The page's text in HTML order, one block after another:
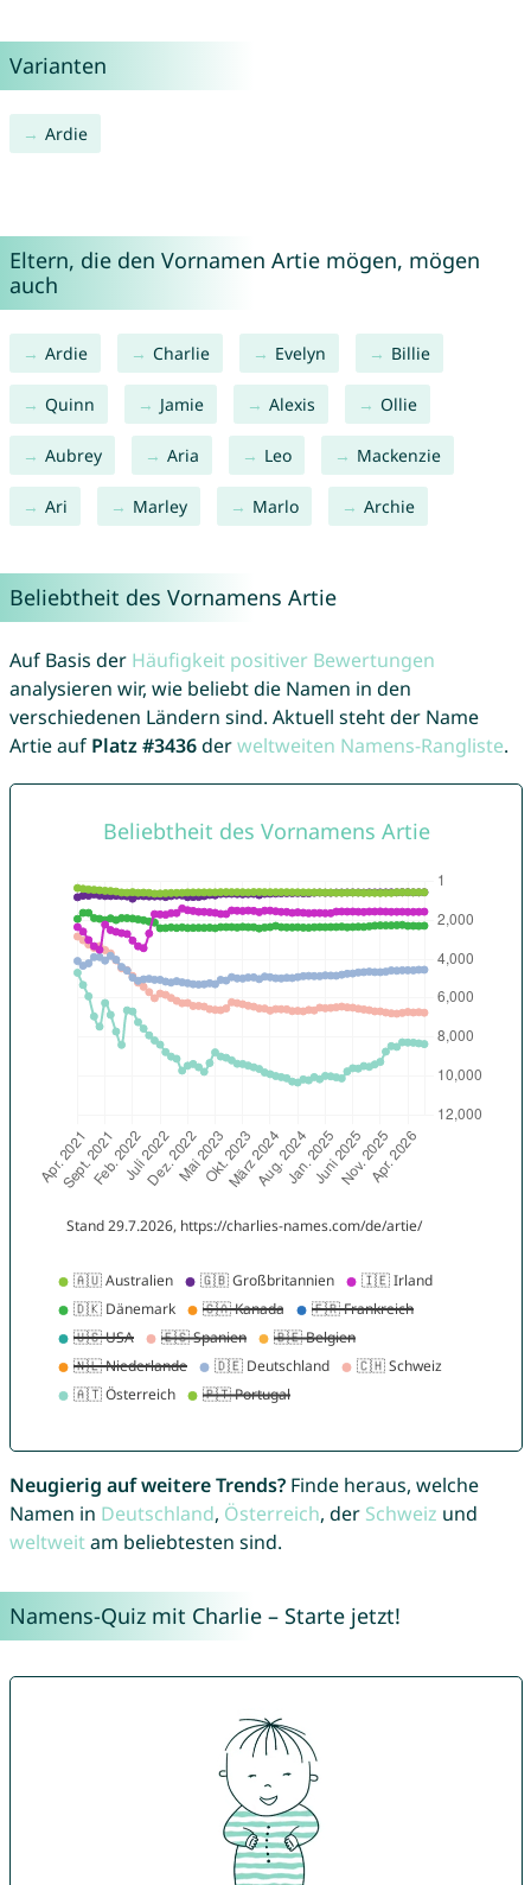
Varianten
Ardie
Eltern, die den Vornamen Artie mögen, mögen
auch
Ardie Charlie Evelyn Billie
Quinn Jamie Alexis Ollie
Aubrey Aria Leo Mackenzie
Ari Marley Marlo Archie
Beliebtheit des Vornamens Artie
Auf Basis der Häufigkeit positiver Bewertungen
analysieren wir, wie beliebt die Namen in den
verschiedenen Ländern sind. Aktuell steht der Name
Artie auf Platz #3436derweltweiten Namens-Rangliste.
Neugierig auf weitere Trends?Finde heraus, welche
Namen in Deutschland, Österreich, der Schweiz und
weltweitam beliebtesten sind.
Namens-Quiz mit Charlie – Starte jetzt!